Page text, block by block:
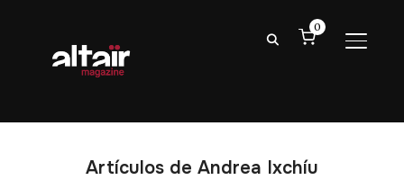
0
Artículos de Andrea Ixchíu